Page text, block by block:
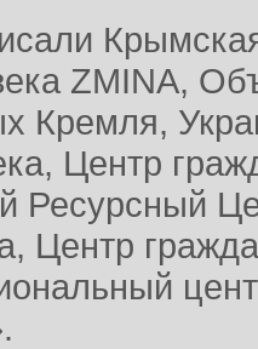
ZMINA,
Кремля,
Центр
Ресурсный
Центр